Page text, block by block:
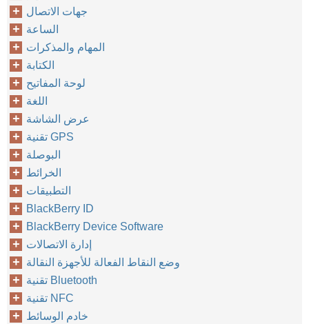
جهات الاتصال
الساعة
المهام والمذكرات
الكتابة
لوحة المفاتيح
اللغة
عرض الشاشة
تقنية GPS
البوصلة
الخرائط
التطبيقات
BlackBerry ID
BlackBerry Device Software
إدارة الاتصالات
وضع النقاط الفعالة للأجهزة النقالة
تقنية Bluetooth
تقنية NFC
خادم الوسائط